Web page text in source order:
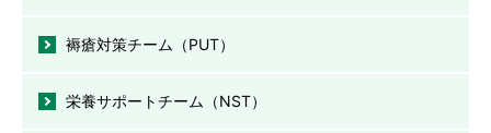
褥瘡対策チーム（PUT）
栄養サポートチーム（NST）